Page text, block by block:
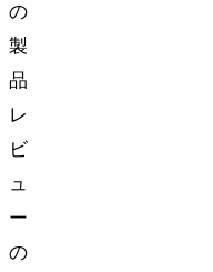
の
製
品
レ
ビ
ュ
ー
の